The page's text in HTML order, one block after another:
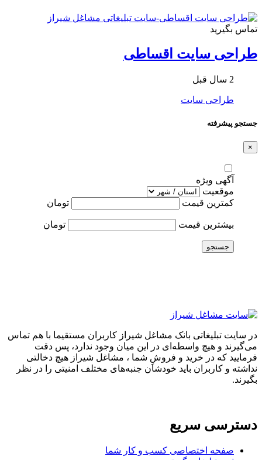
تماس بگیرید
طراحی سایت اقساطی
2 سال قبل
طراحی سایت
جستجو پیشرفته
×
آگهی ویژه
موقعیت
کمترین قیمت
تومان
بیشترین قیمت تومان
جستجو
در سایت تبلیغاتی بانک مشاغل شیراز کاربران مستقیما با هم تماس
می‌گیرند و هیچ واسطه‌ای در این میان وجود ندارد، پس دقت
فرمایید که در خرید و فروشِ شما ، مشاغل شیراز هیچ دخالتی
نداشته و کاربران باید خودشان جنبه‌های مختلف امنیتی را در نظر
بگیرند.
دسترسی سریع
صفحه اختصاصی کسب و کار شما